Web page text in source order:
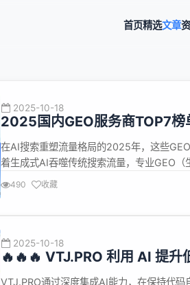
首页精选文章
2025-10-18
2025国内GEO服务商TOP7榜
+实效双维度）
在AI搜索重塑流量格局的2025年，这些
着生成式AI吞噬传统搜索流量，专业GEO
键入口。据Gartner研究显示，到2028年
490 收藏
2025-10-18
🔥🔥🔥 VTJ.PRO 利用 AI 提升
VTJ.PRO通过深度集成AI能力，在保持代